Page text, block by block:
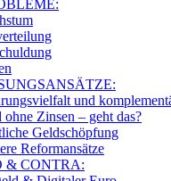
und
ohne Zinsen – geht das?
Geldschöpfung
Reformansätze
& CONTRA: